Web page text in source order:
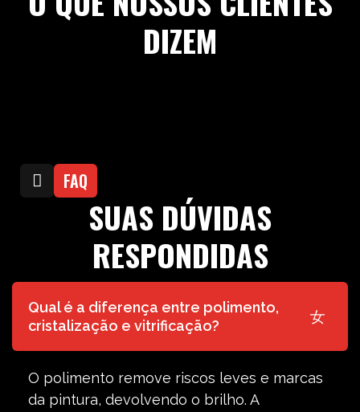
DIZEM
FAQ
SUAS DÚVIDAS
RESPONDIDAS
Qual é a diferença entre polimento,
cristalização e vitrificação?
O polimento remove riscos leves e marcas
da pintura, devolvendo o brilho. A